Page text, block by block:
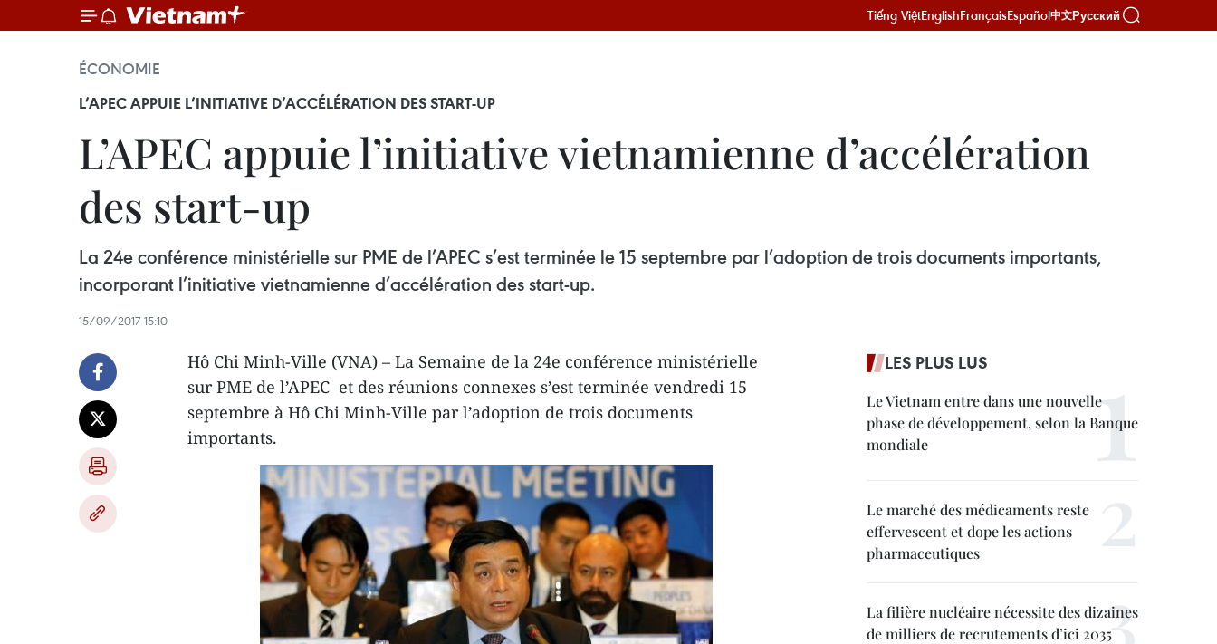
Tiếng ViệtEnglishFrançaisEspañol中文Русский
ÉCONOMIE
L’APEC APPUIE L’INITIATIVE D’ACCÉLÉRATION DES START-UP
L’APEC appuie l’initiative vietnamienne d’accélération
des start-up
La 24e conférence ministérielle sur PME de l’APEC s’est terminée le 15 septembre par l’adoption de trois documents importants,
incorporant l’initiative vietnamienne d’accélération des start-up.
15/09/2017 15:10
Hô Chi Minh-Ville (VNA) – La Semaine de la 24e conférence ministérielle
sur PME de l’APEC et des réunions connexes s’est terminée vendredi 15
septembre à Hô Chi Minh-Ville par l’adoption de trois documents
importants.
LES PLUS LUS
Le Vietnam entre dans une nouvelle
phase de développement, selon la Banque
mondiale
Le marché des médicaments reste
effervescent et dope les actions
pharmaceutiques
La filière nucléaire nécessite des dizaines
de milliers de recrutements d’ici 2035